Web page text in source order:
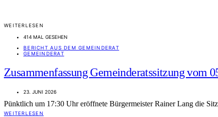
WEITERLESEN
414 MAL GESEHEN
BERICHT AUS DEM GEMEINDERAT
GEMEINDERAT
Zusammenfassung Gemeinderatssitzung vom
23. JUNI 2026
Pünktlich um 17:30 Uhr eröffnete Bürgermeister Rainer Lang die
WEITERLESEN